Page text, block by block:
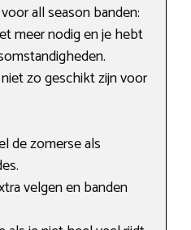
all season banden:
meer nodig en je hebt
zo geschikt zijn voor
de zomerse als
velgen en banden